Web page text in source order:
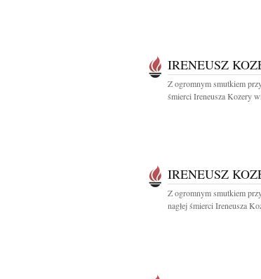
IRENEUSZ
Z ogromnym smutkiem
śmierci Ireneusza Kozery
IRENEUSZ
Z ogromnym smutkiem
nagłej śmierci Ireneusza